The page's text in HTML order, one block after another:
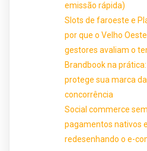
emissão rápida)
Slots de faroeste e
por que o Velho
gestores avaliam o
Brandbook na
protege sua marca
concorrência
Social commerce
pagamentos nativos
redesenhando o e-